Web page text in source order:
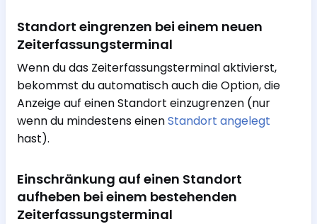
Standort eingrenzen bei einem neuen
Zeiterfassungsterminal
Wenn du das Zeiterfassungsterminal aktivierst,
bekommst du automatisch auch die Option, die
Anzeige auf einen Standort einzugrenzen (nur
wenn du mindestens einenStandort angelegt
hast).
Einschränkung auf einen Standort
aufheben bei einem bestehenden
Zeiterfassungsterminal